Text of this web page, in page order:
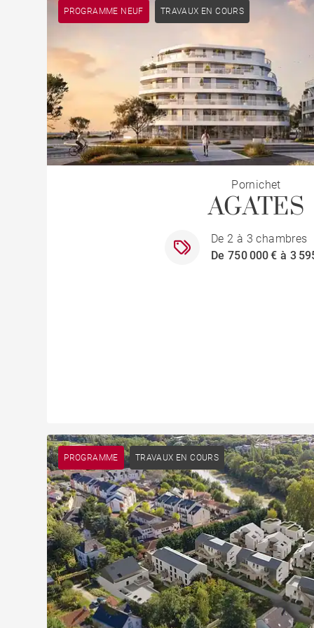
PROGRAMME NEUF TRAVAUX EN COURS
Pornichet
AGATES
De 2 à 3 chambres
De 750 000 € à 3
PROGRAMME TRAVAUX EN COURS